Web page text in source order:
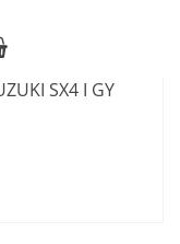
SX4 I GY